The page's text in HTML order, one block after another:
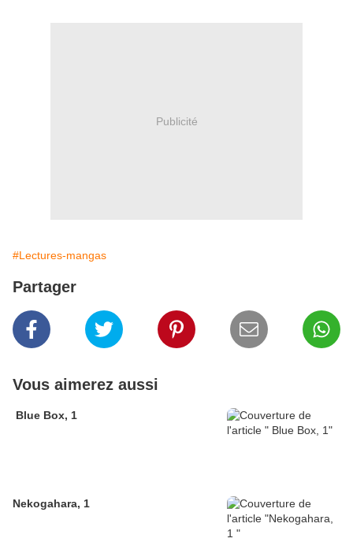
Publicité
#Lectures-mangas
Partager
Vous aimerez aussi
Blue Box, 1
Nekogahara, 1